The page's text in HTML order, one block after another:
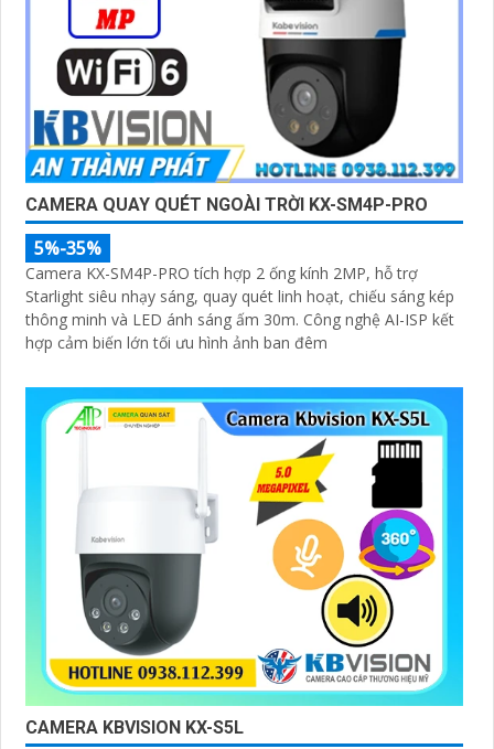
CAMERA QUAY QUÉT NGOÀI TRỜI KX-SM4P-PRO
5%-35%
Camera KX-SM4P-PRO tích hợp 2 ống kính 2MP, hỗ trợ
Starlight siêu nhạy sáng, quay quét linh hoạt, chiếu sáng kép
thông minh và LED ánh sáng ấm 30m. Công nghệ AI-ISP kết
hợp cảm biến lớn tối ưu hình ảnh ban đêm
CAMERA KBVISION KX-S5L